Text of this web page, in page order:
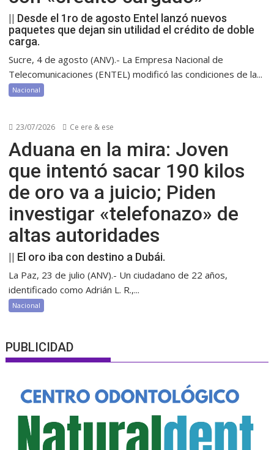
|| Desde el 1ro de agosto Entel lanzó nuevos
paquetes que dejan sin utilidad el crédito de doble
carga.
Sucre, 4 de agosto (ANV).- La Empresa Nacional de
Telecomunicaciones (ENTEL) modificó las condiciones de la...
Nacional
23/07/2026 Ce ere & ese
Aduana en la mira: Joven
que intentó sacar 190 kilos
de oro va a juicio; Piden
investigar «telefonazo» de
altas autoridades
|| El oro iba con destino a Dubái.
La Paz, 23 de julio (ANV).- Un ciudadano de 22 años,
identificado como Adrián L. R.,...
Nacional
PUBLICIDAD